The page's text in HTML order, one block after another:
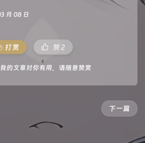
月 08 日
打赏 赞2
的文章对你有用，请随意赞赏
下一篇